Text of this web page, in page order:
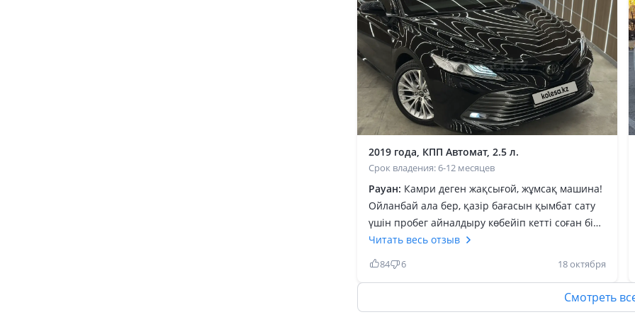
2019 года, КПП Автомат, 2.5 л.
Срок владения: 6-12 месяцев
Рауан: Камри деген жақсығой, жұмсақ машина!
Ойланбай ала бер, қазір бағасын қымбат сату
үшін пробег айналдыру көбейіп кетті соған бір
қарап ал! Камри түрі де әдемі, jbl акустика
бөлекқой! Музыканың даусы анық шығады. Зор
машина! Жалпы аламын десең ойланба,
басқасын көрме. Қытай айдадым, енді неміс
көрсем бе деп жүрмін! Камри баратын жеріңе
Читать весь отзыв
84 6 18 октября
Смотреть